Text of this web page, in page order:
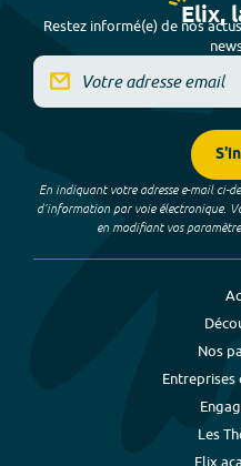
Elix,
Restez informé(e) de nos
En indiquant votre adresse e-mail ci-
d’information par voie électronique.
en modifiant vos
Nos
Les
Elix